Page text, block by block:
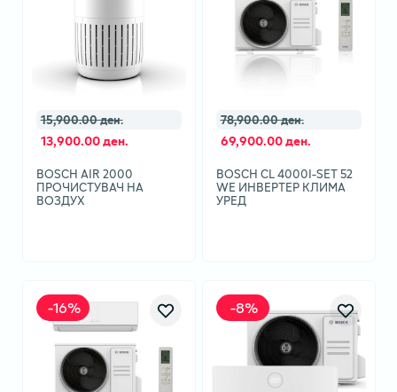
15,900.00 ден.
13,900.00 ден.
BOSCH AIR 2000
ПРОЧИСТУВАЧ НА
ВОЗДУХ
78,900.00 ден.
69,900.00 ден.
BOSCH CL 4000I-SET 52
WE ИНВЕРТЕР КЛИМА
УРЕД
-16% -8%